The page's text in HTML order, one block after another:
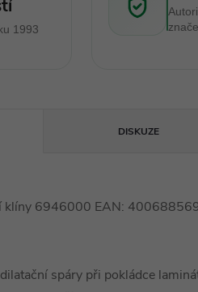
1993
DISKUZE
klíny 6946000 EAN:
spáry při pokládce